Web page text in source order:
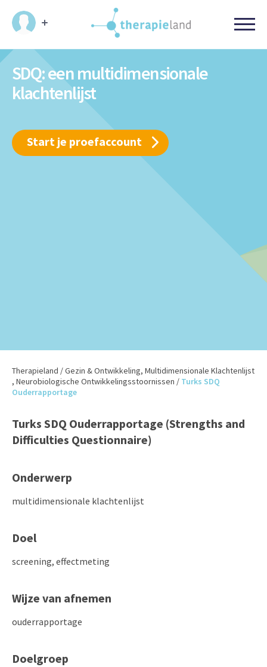
SDQ: een multidimensionale
klachtenlijst
Start je proefaccount
Therapieland /Gezin & Ontwikkeling, Multidimensionale Klachtenlijst
, Neurobiologische Ontwikkelingsstoornissen / Turks SDQ
Ouderrapportage
Turks SDQ Ouderrapportage (Strengths and
Difficulties Questionnaire)
Onderwerp
multidimensionale klachtenlijst
Doel
screening, effectmeting
Wijze van afnemen
ouderrapportage
Doelgroep